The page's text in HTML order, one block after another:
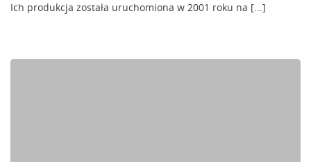
Ich produkcja została uruchomiona w 2001 roku na [...]